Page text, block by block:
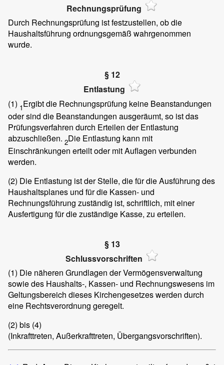
Rechnungsprüfung
Durch Rechnungsprüfung ist festzustellen, ob die
Haushaltsführung ordnungsgemäß wahrgenommen
wurde.
§ 12
Entlastung
(1) 1Ergibt die Rechnungsprüfung keine Beanstandungen
oder sind die Beanstandungen ausgeräumt, so ist das
Prüfungsverfahren durch Erteilen der Entlastung
abzuschließen. 2Die Entlastung kann mit
Einschränkungen erteilt oder mit Auflagen verbunden
werden.
(2) Die Entlastung ist der Stelle, die für die Ausführung des
Haushaltsplanes und für die Kassen- und
Rechnungsführung zuständig ist, schriftlich, mit einer
Ausfertigung für die zuständige Kasse, zu erteilen.
§ 13
Schlussvorschriften
(1) Die näheren Grundlagen der Vermögensverwaltung
sowie des Haushalts-, Kassen- und Rechnungswesens im
Geltungsbereich dieses Kirchengesetzes werden durch
eine Rechtsverordnung geregelt.
(2) bis (4)
(Inkrafttreten, Außerkrafttreten, Übergangsvorschriften).